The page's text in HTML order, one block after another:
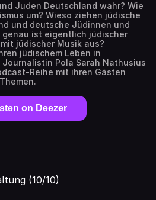
Juden Deutschland wahr? Wie
um? Wieso ziehen jüdische
und deutsche Jüdinnen und
genau ist eigentlich jüdischer
jüdischer Musik aus?
jüdischem Leben in
Pola Sarah Nathusius
Reihe mit ihren Gästen
on Deezer
(10/10)